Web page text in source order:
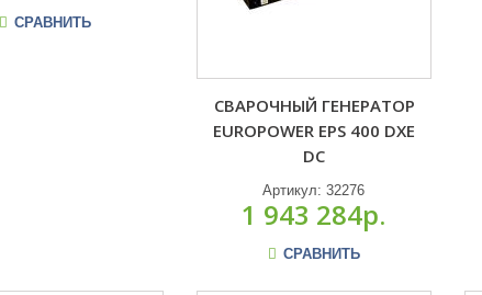
СРАВНИТЬ
СВАРОЧНЫЙ ГЕНЕРАТОР
EUROPOWER EPS 400 DXE
DC
Артикул:32276
1 943 284р.
СРАВНИТЬ